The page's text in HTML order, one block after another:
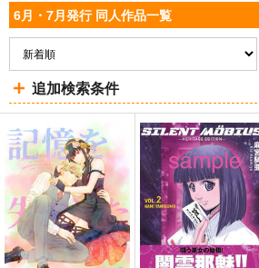
「サイレントメビウ
ス」ヘリテージエディ
ション０１「香津美リ
キュール」重版分
太陽系旅団
3,300円（税込）
その他
香津美リキュール
闇雲那魅
サンプル
再販希望
6月・7月発行 同人作品一覧
追加検索条件